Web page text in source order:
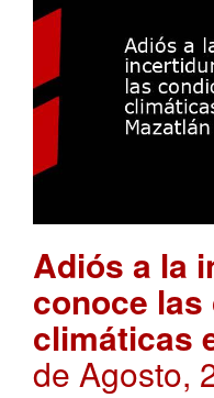
Adiós a la
conoce
climáticas
de Agosto,